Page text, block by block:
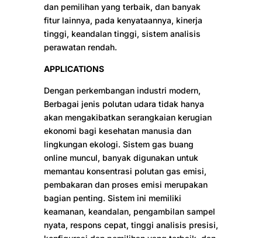
dan pemilihan yang terbaik, dan banyak
fitur lainnya, pada kenyataannya, kinerja
tinggi, keandalan tinggi, sistem analisis
perawatan rendah.
APPLICATIONS
Dengan perkembangan industri modern,
Berbagai jenis polutan udara tidak hanya
akan mengakibatkan serangkaian kerugian
ekonomi bagi kesehatan manusia dan
lingkungan ekologi. Sistem gas buang
online muncul, banyak digunakan untuk
memantau konsentrasi polutan gas emisi,
pembakaran dan proses emisi merupakan
bagian penting. Sistem ini memiliki
keamanan, keandalan, pengambilan sampel
nyata, respons cepat, tinggi analisis presisi,